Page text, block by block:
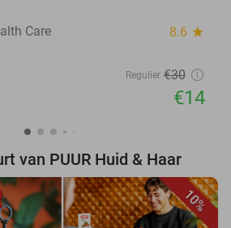
Care
8.6 star
Regulier €30
€14
van PUUR Huid & Haar
10%